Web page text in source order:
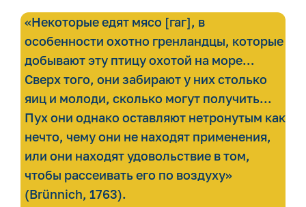
«Некоторые едят мясо [гаг], в
особенности охотно гренландцы, которые
добывают эту птицу охотой на море…
Сверх того, они забирают у них столько
яиц и молоди, сколько могут получить...
Пух они однако оставляют нетронутым как
нечто, чему они не находят применения,
или они находят удовольствие в том,
чтобы рассеивать его по воздуху»
(Brünnich, 1763).